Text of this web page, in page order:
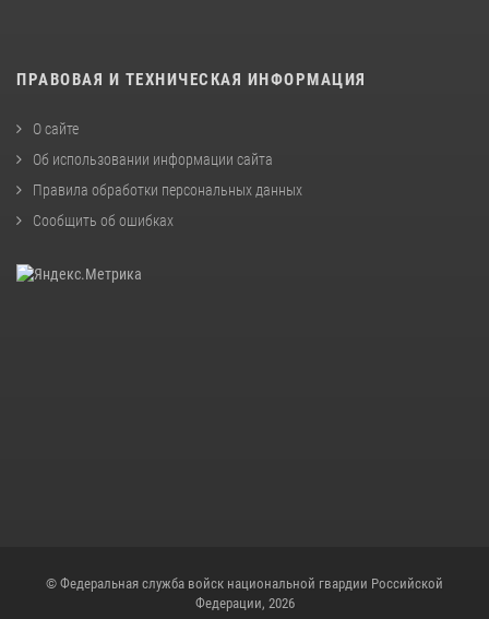
ПРАВОВАЯ И ТЕХНИЧЕСКАЯ ИНФОРМАЦИЯ
О сайте
Об использовании информации сайта
Правила обработки персональных данных
Сообщить об ошибках
© Федеральная служба войск национальной гвардии Российской
Федерации, 2026